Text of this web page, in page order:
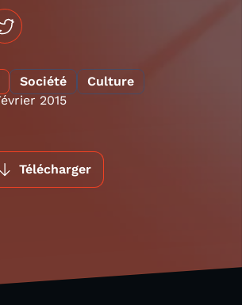
Société
Culture
2015
Télécharger